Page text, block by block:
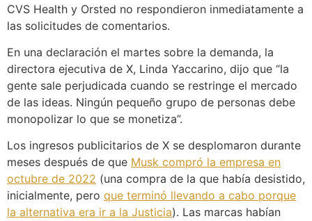
CVS Health y Orsted no respondieron inmediatamente a
las solicitudes de comentarios.
En una declaración el martes sobre la demanda, la
directora ejecutiva de X, Linda Yaccarino, dijo que “la
gente sale perjudicada cuando se restringe el mercado
de las ideas. Ningún pequeño grupo de personas debe
monopolizar lo que se monetiza”.
Los ingresos publicitarios de X se desplomaron durante
meses después de que Musk compró la empresa en
octubre de 2022 (una compra de la que había desistido,
inicialmente, pero que terminó llevando a cabo porque
la alternativa era ir a la Justicia). Las marcas habían